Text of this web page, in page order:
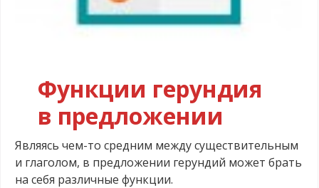
Функции герундия
в предложении
Являясь чем-то средним между существительным
и глаголом, в предложении герундий может брать
на себя различные функции.